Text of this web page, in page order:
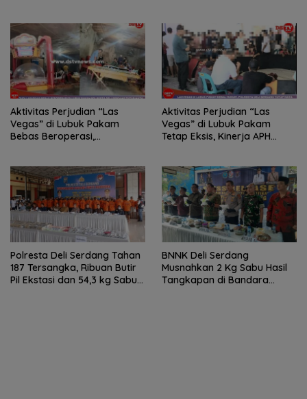
Aktivitas Perjudian “Las
Vegas” di Lubuk Pakam
Bebas Beroperasi,
Aktivitas Perjudian “Las
Vegas” di Lubuk Pakam
Tetap Eksis, Kinerja APH
Polresta Deli Serdang Tahan
187 Tersangka, Ribuan Butir
Pil Ekstasi dan 54,3 kg Sabu
BNNK Deli Serdang
Musnahkan 2 Kg Sabu Hasil
Tangkapan di Bandara